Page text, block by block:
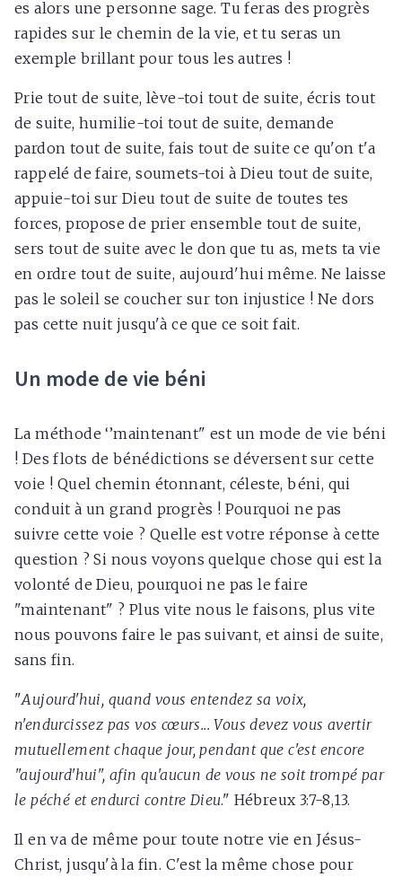
es alors une personne sage. Tu feras des progrès
rapides sur le chemin de la vie, et tu seras un
exemple brillant pour tous les autres !
Prie tout de suite, lève-toi tout de suite, écris tout
de suite, humilie-toi tout de suite, demande
pardon tout de suite, fais tout de suite ce qu'on t'a
rappelé de faire, soumets-toi à Dieu tout de suite,
appuie-toi sur Dieu tout de suite de toutes tes
forces, propose de prier ensemble tout de suite,
sers tout de suite avec le don que tu as, mets ta vie
en ordre tout de suite, aujourd'hui même. Ne laisse
pas le soleil se coucher sur ton injustice ! Ne dors
pas cette nuit jusqu'à ce que ce soit fait.
Un mode de vie béni
La méthode ‘’maintenant" est un mode de vie béni
! Des flots de bénédictions se déversent sur cette
voie ! Quel chemin étonnant, céleste, béni, qui
conduit à un grand progrès ! Pourquoi ne pas
suivre cette voie ? Quelle est votre réponse à cette
question ? Si nous voyons quelque chose qui est la
volonté de Dieu, pourquoi ne pas le faire
"maintenant" ? Plus vite nous le faisons, plus vite
nous pouvons faire le pas suivant, et ainsi de suite,
sans fin.
"Aujourd'hui, quand vous entendez sa voix,
n'endurcissez pas vos cœurs... Vous devez vous avertir
mutuellement chaque jour, pendant que c'est encore
"aujourd'hui", afin qu'aucun de vous ne soit trompé par
le péché et endurci contre Dieu." Hébreux 3:7-8,13.
Il en va de même pour toute notre vie en Jésus-
Christ, jusqu'à la fin. C'est la même chose pour